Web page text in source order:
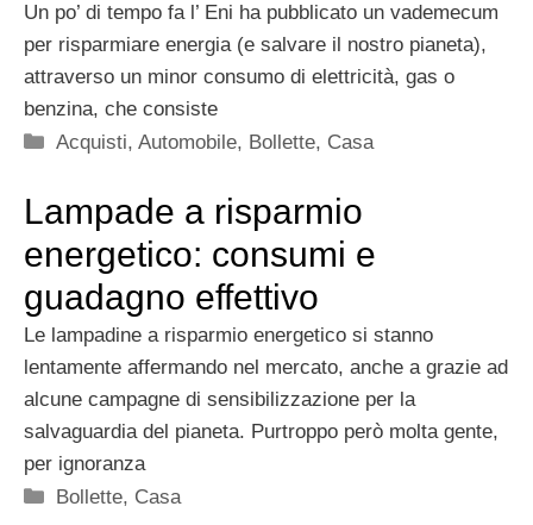
Un po’ di tempo fa l’ Eni ha pubblicato un vademecum
per risparmiare energia (e salvare il nostro pianeta),
attraverso un minor consumo di elettricità, gas o
benzina, che consiste
Categorie
Acquisti,Automobile, Bollette, Casa
Lampade a risparmio
energetico: consumi e
guadagno effettivo
Le lampadine a risparmio energetico si stanno
lentamente affermando nel mercato, anche a grazie ad
alcune campagne di sensibilizzazione per la
salvaguardia del pianeta. Purtroppo però molta gente,
per ignoranza
Categorie
Bollette, Casa